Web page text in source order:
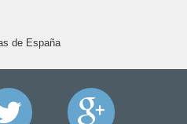
de España